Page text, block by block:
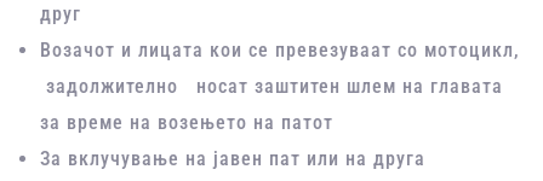
друг
Возачот и лицата кои се превезуваат со мотоцикл,
задолжително носат заштитен шлем на главата
за време на возењето на патот
За вклучување на јавен пат или на друга